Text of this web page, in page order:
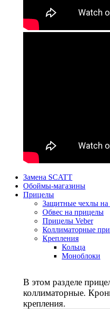
Замена SCATT
Обоймы-магазины
Прицелы
Защитные чехлы на
Обвес на прицелы
Прицелы Veber
Коллиматорные
Крепления
Кольца
Моноблоки
В этом разделе
коллиматорные.
крепления.